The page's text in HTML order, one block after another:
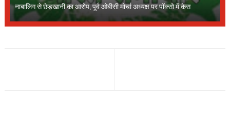
नाबालिग से छेड़खानी का आरोप, पूर्व ओबीसी मोर्चा अध्यक्ष पर पॉक्सो में केस